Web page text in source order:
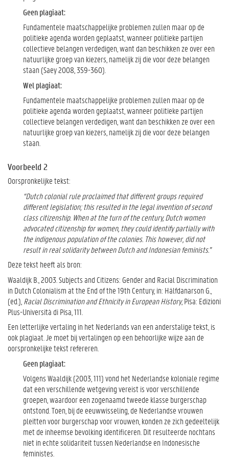
Geen plagiaat:
Fundamentele maatschappelijke problemen zullen maar op de
politieke agenda worden geplaatst, wanneer politieke partijen
collectieve belangen verdedigen, want dan beschikken ze over een
natuurlijke groep van kiezers, namelijk zij die voor deze belangen
staan (Saey 2008, 359-360).
Wel plagiaat:
Fundamentele maatschappelijke problemen zullen maar op de
politieke agenda worden geplaatst, wanneer politieke partijen
collectieve belangen verdedigen, want dan beschikken ze over een
natuurlijke groep van kiezers, namelijk zij die voor deze belangen
staan.
Voorbeeld 2
Oorspronkelijke tekst:
“Dutch colonial rule proclaimed that different groups required
different legislation; this resulted in the legal invention of second
class citizenship. When at the turn of the century, Dutch women
advocated citizenship for women, they could identify partially with
the indigenous population of the colonies. This however, did not
result in real solidarity between Dutch and Indonesian feminists.”
Deze tekst heeft als bron:
Waaldijk B., 2003. Subjects and Citizens: Gender and Racial Discrimination
in Dutch Colonialism at the End of the 19th Century, in: Hálfdanarson G.,
(ed.), Racial Discrimination and Ethnicity in European History, Pisa: Edizioni
Plus-Università di Pisa, 111.
Een letterlijke vertaling in het Nederlands van een anderstalige tekst, is
ook plagiaat. Je moet bij vertalingen op een behoorlijke wijze aan de
oorspronkelijke tekst refereren.
Geen plagiaat:
Volgens Waaldijk (2003, 111) vond het Nederlandse koloniale regime
dat een verschillende wetgeving vereist is voor verschillende
groepen, waardoor een zogenaamd tweede klasse burgerschap
ontstond. Toen, bij de eeuwwisseling, de Nederlandse vrouwen
pleitten voor burgerschap voor vrouwen, konden ze zich gedeeltelijk
met de inheemse bevolking identificeren. Dit resulteerde nochtans
niet in echte solidariteit tussen Nederlandse en Indonesische
feministes.